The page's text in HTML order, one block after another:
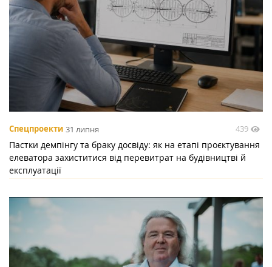
Спецпроекти 31 липня 439
Пастки демпінгу та браку досвіду: як на етапі проєктування
елеватора захиститися від перевитрат на будівництві й
експлуатації